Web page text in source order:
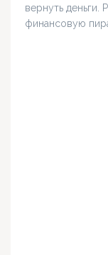
вернуть деньги.
финансовую